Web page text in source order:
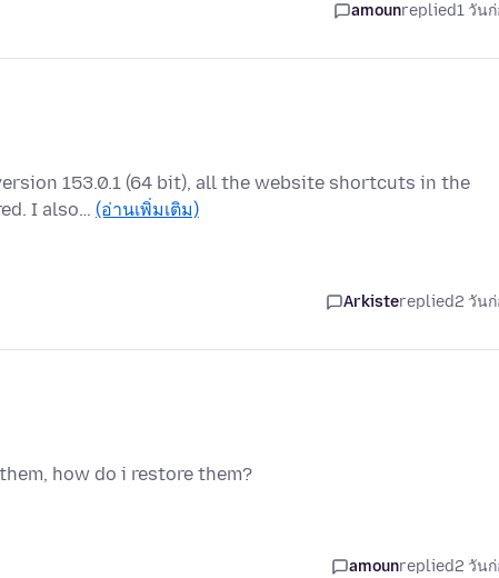
amounreplied1 วัน
153.0.1 (64 bit), all the website shortcuts in the
I also… (อ่านเพิ่มเติม)
Arkistereplied2 วัน
how do i restore them?
amounreplied2 วัน